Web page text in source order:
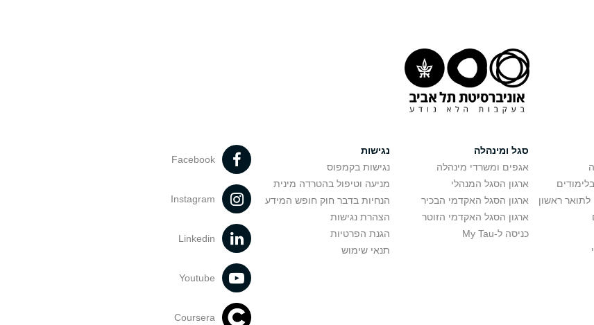
לתואר ראשון
סגל ומינהלה
אגפים ומשרדי מינהלה
ארגון הסגל המנהלי
ארגון הסגל האקדמי הבכיר
ארגון הסגל האקדמי הזוטר
כניסה ל-My Tau
נגישות
נגישות בקמפוס
מניעה וטיפול בהטרדה מינית
הנחיות בדבר חוק חופש המידע
הצהרת נגישות
הגנת הפרטיות
תנאי שימוש
Facebook
Instagram
Linkedin
Youtube
Coursera